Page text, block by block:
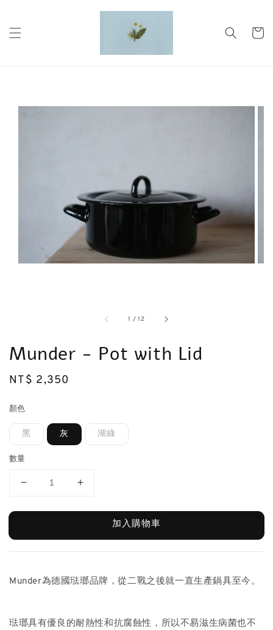
1 /12
Munder - Pot with Lid
Regular
NT$ 2,350
顏色
黑 灰 湖綠
數量
加入購物車
Munder為德國琺瑯品牌，從二戰之後就一直生產鍋具至今。
琺瑯具有優良的耐熱性和抗腐蝕性，所以不易滋生病菌也不